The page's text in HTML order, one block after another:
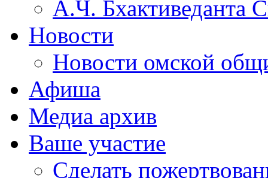
А.Ч. Бхактиведанта
Новости
Новости омской
Афиша
Медиа архив
Ваше участие
Сделать